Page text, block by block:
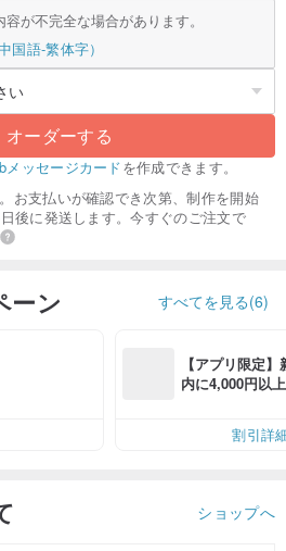
が不完全な場合があります。
国語-繁体字）
オーダーする
メッセージカードを作成できます。
お支払いが確認でき次第、制作を開始
後に発送します。今すぐのご注文で
ーン すべてを見る(6)
【アプリ限定
内に4,000円以
割引詳
ショップへ